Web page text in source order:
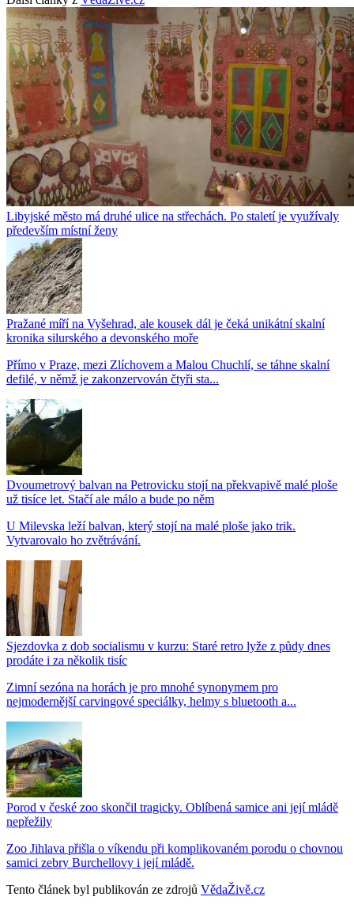
Libyjské město má druhé ulice na střechách. Po staletí je využívaly
především místní ženy
Pražané míří na Vyšehrad, ale kousek dál je čeká unikátní skalní
kronika silurského a devonského moře
Přímo v Praze, mezi Zlíchovem a Malou Chuchlí, se táhne skalní
defilé, v němž je zakonzervován čtyři sta...
Dvoumetrový balvan na Petrovicku stojí na překvapivě malé ploše
už tisíce let. Stačí ale málo a bude po něm
U Milevska leží balvan, který stojí na malé ploše jako trik.
Vytvarovalo ho zvětrávání.
Sjezdovka z dob socialismu v kurzu: Staré retro lyže z půdy dnes
prodáte i za několik tisíc
Zimní sezóna na horách je pro mnohé synonymem pro
nejmodernější carvingové speciálky, helmy s bluetooth a...
Porod v české zoo skončil tragicky. Oblíbená samice ani její mládě
nepřežily
Zoo Jihlava přišla o víkendu při komplikovaném porodu o chovnou
samici zebry Burchellovy i její mládě.
Tento článek byl publikován ze zdrojů VědaŽivě.cz